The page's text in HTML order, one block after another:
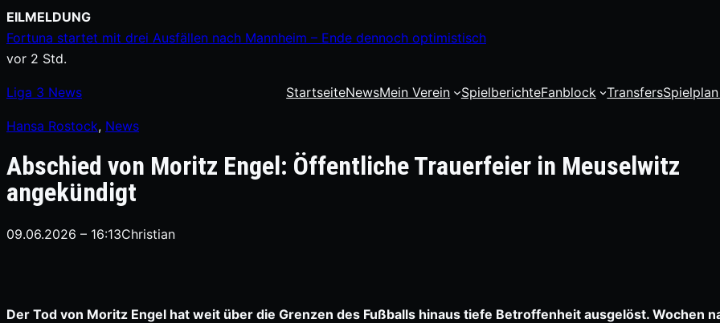
Zum
Inhalt
springen
EILMELDUNG
Fortuna startet mit drei Ausfällen nach Mannheim – Ende dennoch optimistisch
vor 2 Std.
Liga 3 News StartseiteNewsMein Verein SpielberichteFanblock Transfers
Hansa Rostock, News
Abschied von Moritz Engel: Öffentliche Trauerfeier in Meuselwitz
angekündigt
09.06.2026 – 16:13Christian
Der Tod von Moritz Engel hat weit über die Grenzen des Fußballs hinaus tiefe Betroffenheit ausgelöst. Wochen